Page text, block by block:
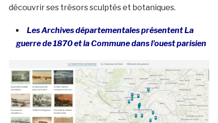
découvrir ses trésors sculptés et botaniques.
Les Archives départementales présentent La
guerre de 1870 et la Commune dans l’ouest parisien